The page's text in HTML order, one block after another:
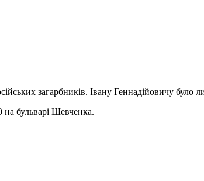
загарбників. Івану Геннадійовичу було
на бульварі Шевченка.